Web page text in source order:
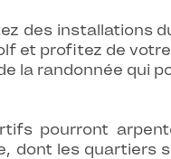
des installations
et profitez de
la randonnée qui
pourront
dont les quartiers